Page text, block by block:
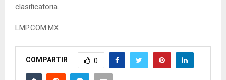
clasificatoria.
LMP.COM.MX
COMPARTIR 0